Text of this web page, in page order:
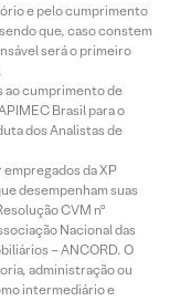
e pelo cumprimento
que, caso constem
será o primeiro
ao cumprimento de
Brasil para o
dos Analistas de
da XP
desempenham suas
CVM nº
Nacional das
– ANCORD. O
administração ou
intermediário e